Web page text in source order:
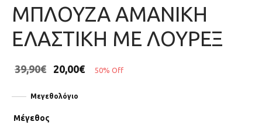
ΜΠΛΟΥΖΑ ΑΜΑΝΙΚΗ
ΕΛΑΣΤΙΚΗ ΜΕ ΛΟΥΡΕΞ
39,90€ 20,00€ 50% Off
Μεγεθολόγιο
Μέγεθος